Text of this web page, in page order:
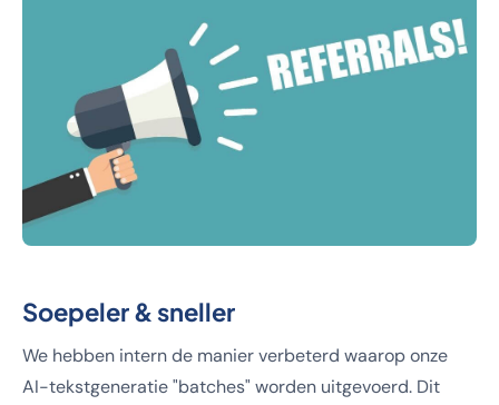
Soepeler & sneller
We hebben intern de manier verbeterd waarop onze
AI-tekstgeneratie "batches" worden uitgevoerd. Dit